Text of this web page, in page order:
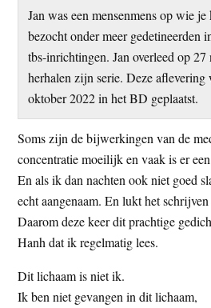
Jan was een mensenmens op wie
bezocht onder meer gedetineerden
tbs-inrichtingen. Jan overleed op 27
herhalen zijn serie. Deze aflevering
oktober 2022 in het BD geplaatst.
Soms zijn de bijwerkingen van de
concentratie moeilijk en vaak is er
En als ik dan nachten ook niet goed
echt aangenaam. En lukt het
Daarom deze keer dit prachtige
Hanh dat ik regelmatig lees.
Dit lichaam is niet ik.
Ik ben niet gevangen in dit lichaam,